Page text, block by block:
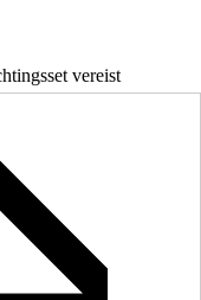
vereist